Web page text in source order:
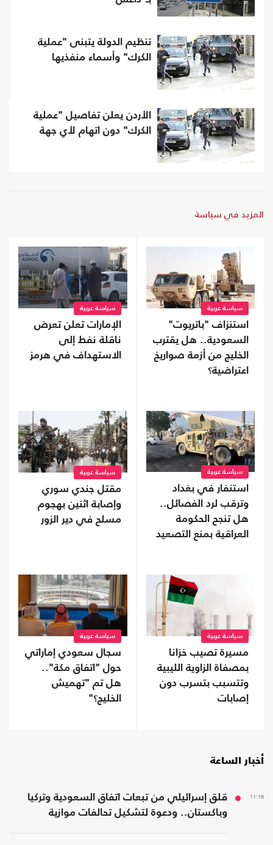
تنظيم الدولة يتبنى "عملية
الكرك" وأسماء منفذيها
الأردن يعلن تفاصيل "عملية
الكرك" دون اتهام لأي جهة
المزيد في سياسة
سياسة عربية
استنزاف "باتريوت"
السعودية.. هل يقترب
الخليج من أزمة صواريخ
اعتراضية؟
سياسة عربية
الإمارات تعلن تعرض
ناقلة نفط إلى
الاستهداف في هرمز
سياسة عربية
استنفار في بغداد
وترقب لرد الفصائل..
هل تنجح الحكومة
العراقية بمنع التصعيد
سياسة عربية
مقتل جندي سوري
وإصابة اثنين بهجوم
مسلح في دير الزور
سياسة عربية
مسيرة تصيب خزانا
بمصفاة الزاوية الليبية
وتتسبب بتسرب دون
إصابات
سياسة عربية
سجال سعودي إماراتي
حول "اتفاق مكة"..
هل تم "تهميش
الخليج؟"
أخبار الساعة
11:19
قلق إسرائيلي من تبعات اتفاق السعودية وتركيا
وباكستان.. ودعوة لتشكيل تحالفات موازية